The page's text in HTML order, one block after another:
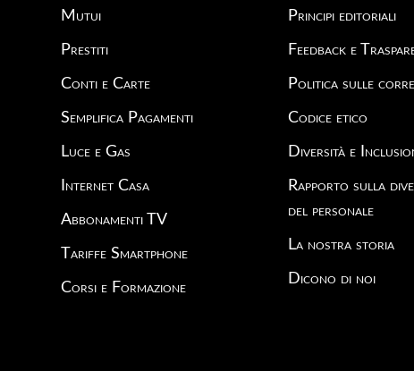
Mutui
Prestiti
Conti e Carte
Semplifica Pagamenti
Luce e Gas
Internet Casa
Abbonamenti TV
Tariffe Smartphone
Corsi e Formazione
Principi editoriali
Feedback e
Politica sulle
Codice etico
Diversità e
Rapporto sulla
del personale
La nostra storia
Dicono di noi